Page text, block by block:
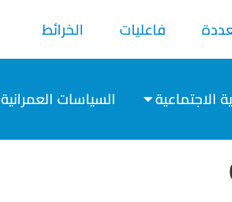
فاعليات الخرائط
الاجتماعية السياسات العمرانية